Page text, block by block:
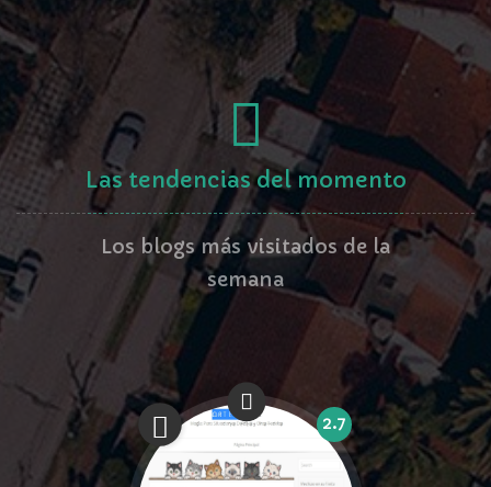
Las tendencias del momento
Los blogs más visitados de la
semana
2.7